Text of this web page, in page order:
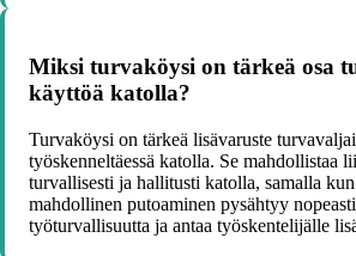
Miksi turvaköysi on tärkeä osa
käyttöä katolla?
Turvaköysi on tärkeä lisävaruste
työskenneltäessä katolla. Se mahdollistaa
turvallisesti ja hallitusti katolla, samalla
mahdollinen putoaminen pysähtyy
työturvallisuutta ja antaa työskentelijälle